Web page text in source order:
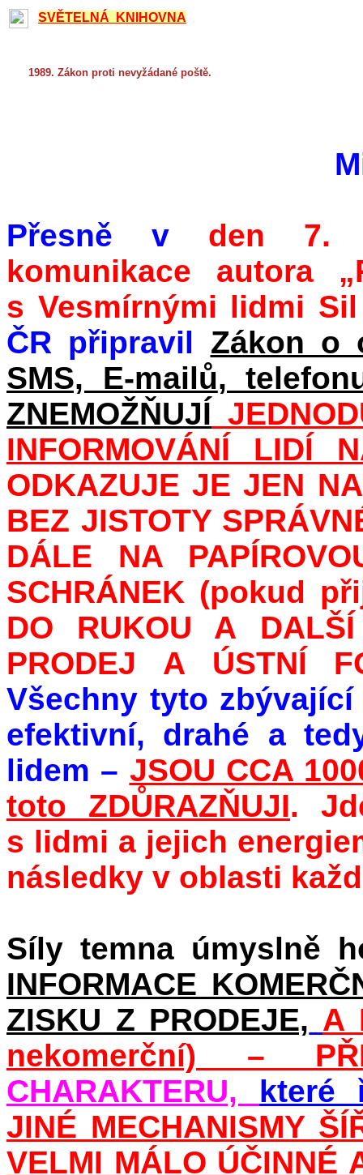
SVĚTELNÁ KNIHOVNA
1989. Zákon proti nevyžádané poště.
Přesně v den 7.
komunikace autora
s Vesmírnými lidmi Sil
ČR připravil Zákon o
SMS, E-mailů,
ZNEMOŽŇUJÍ
INFORMOVÁNÍ LIDÍ
ODKAZUJE JE JEN
BEZ JISTOTY
DÁLE NA
SCHRÁNEK (pokud
DO RUKOU A
PRODEJ A ÚSTNÍ
Všechny tyto
efektivní, drahé a
lidem – JSOU CCA
toto ZDŮRAZŇUJI.
s lidmi a jejich
následky v oblasti
Síly temna úmyslně
INFORMACE
ZISKU Z PRODEJE, A
nekomerční) –
CHARAKTERU, které
JINÉ MECHANISMY
VELMI MÁLO ÚČINNÉ